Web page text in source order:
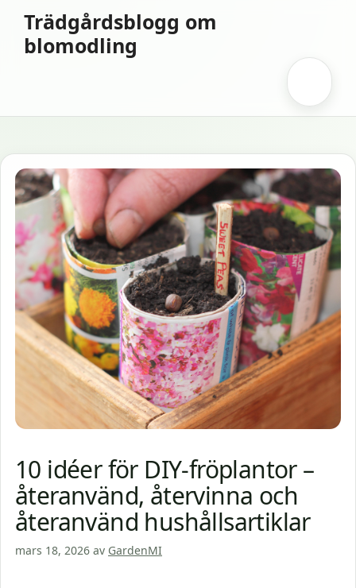
innehåll
Trädgårdsblogg om
blomodling
10 idéer för DIY-fröplantor –
återanvänd, återvinna och
återanvänd hushållsartiklar
mars 18, 2026 av GardenMI